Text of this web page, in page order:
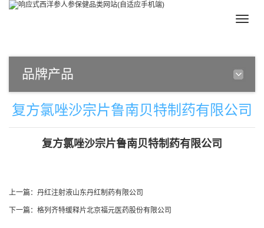
Toggle
品牌产品
复方氯唑沙宗片鲁南贝特制药有限公司
复方氯唑沙宗片鲁南贝特制药有限公司
上一篇： 丹红注射液山东丹红制药有限公司
下一篇： 格列齐特缓释片北京福元医药股份有限公司